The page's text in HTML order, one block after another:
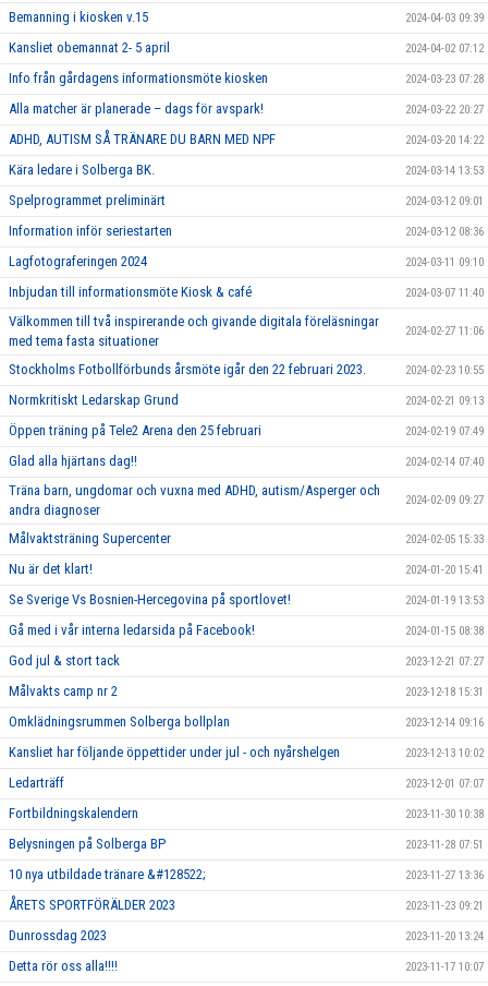
Bemanning i kiosken v.15 2024-04-03 09:39
Kansliet obemannat 2- 5 april 2024-04-02 07:12
Info från gårdagens informationsmöte kiosken 2024-03-23 07:28
Alla matcher är planerade – dags för avspark! 2024-03-22 20:27
ADHD, AUTISM SÅ TRÄNARE DU BARN MED NPF 2024-03-20 14:22
Kära ledare i Solberga BK. 2024-03-14 13:53
Spelprogrammet preliminärt 2024-03-12 09:01
Information inför seriestarten 2024-03-12 08:36
Lagfotograferingen 2024 2024-03-11 09:10
Inbjudan till informationsmöte Kiosk & café 2024-03-07 11:40
Välkommen till två inspirerande och givande digitala föreläsningar
med tema fasta situationer
2024-02-27 11:06
Stockholms Fotbollförbunds årsmöte igår den 22 februari 2023. 2024-02-23 10:55
Normkritiskt Ledarskap Grund 2024-02-21 09:13
Öppen träning på Tele2 Arena den 25 februari 2024-02-19 07:49
Glad alla hjärtans dag!! 2024-02-14 07:40
Träna barn, ungdomar och vuxna med ADHD, autism/Asperger och
andra diagnoser
2024-02-09 09:27
Målvaktsträning Supercenter 2024-02-05 15:33
Nu är det klart! 2024-01-20 15:41
Se Sverige Vs Bosnien-Hercegovina på sportlovet! 2024-01-19 13:53
Gå med i vår interna ledarsida på Facebook! 2024-01-15 08:38
God jul & stort tack 2023-12-21 07:27
Målvakts camp nr 2 2023-12-18 15:31
Omklädningsrummen Solberga bollplan 2023-12-14 09:16
Kansliet har följande öppettider under jul - och nyårshelgen 2023-12-13 10:02
Ledarträff 2023-12-01 07:07
Fortbildningskalendern 2023-11-30 10:38
Belysningen på Solberga BP 2023-11-28 07:51
10 nya utbildade tränare &#128522; 2023-11-27 13:36
ÅRETS SPORTFÖRÄLDER 2023 2023-11-23 09:21
Dunrossdag 2023 2023-11-20 13:24
Detta rör oss alla!!!! 2023-11-17 10:07